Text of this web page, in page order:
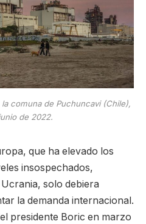
comuna de Puchuncavi (Chile),
de 2022.
que ha elevado los
insospechados,
solo debiera
la demanda internacional.
presidente Boric en marzo